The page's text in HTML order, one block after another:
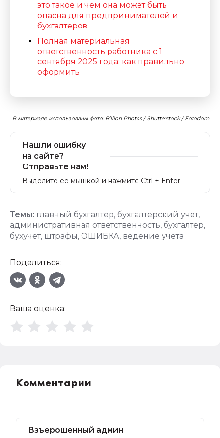
это такое и чем она может быть
опасна для предпринимателей и
бухгалтеров
Полная материальная
ответственность работника с 1
сентября 2025 года: как правильно
оформить
В материале использованы фото: Billion Photos / Shutterstock / Fotodom.
Нашли ошибку
на сайте?
Отправьте нам!
Выделите ее мышкой и нажмите Ctrl + Enter
Темы: главный бухгалтер, бухгалтерский учет,
административная ответственность, бухгалтер,
бухучет, штрафы, ОШИБКА, ведение учета
Поделиться:
Ваша оценка:
Комментарии